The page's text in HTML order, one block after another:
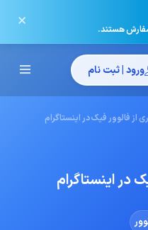
هستند. ✕
ورود | ثبت نام
از فالوور فیک در اینستاگرام
در اینستاگرام